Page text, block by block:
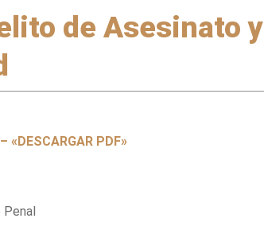
de Asesinato y
«DESCARGAR PDF»
Penal